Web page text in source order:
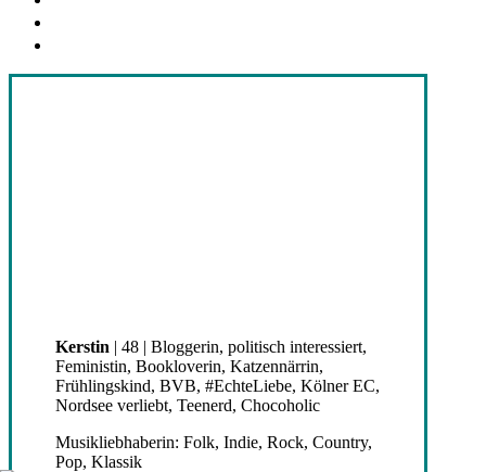
Kerstin | 48 | Bloggerin, politisch interessiert,
Feministin, Bookloverin, Katzennärrin,
Frühlingskind, BVB, #EchteLiebe, Kölner EC,
Nordsee verliebt, Teenerd, Chocoholic
Musikliebhaberin: Folk, Indie, Rock, Country,
Pop, Klassik